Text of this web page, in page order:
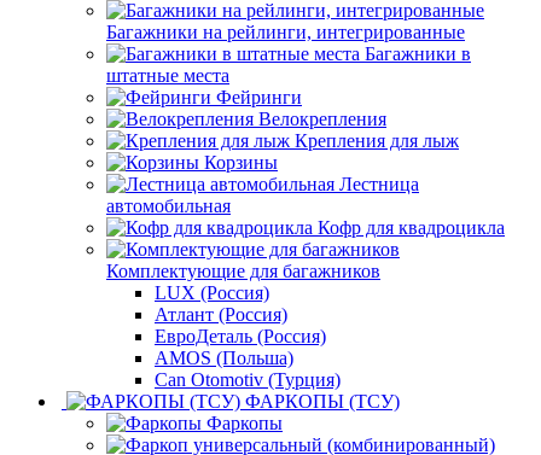
Багажники на рейлинги, интегрированные
Багажники в
штатные места
Фейринги
Велокрепления
Крепления для лыж
Корзины
Лестница
автомобильная
Кофр для квадроцикла
Комплектующие для багажников
LUX (Россия)
Атлант (Россия)
ЕвроДеталь (Россия)
AMOS (Польша)
Can Otomotiv (Турция)
ФАРКОПЫ (ТСУ)
Фаркопы